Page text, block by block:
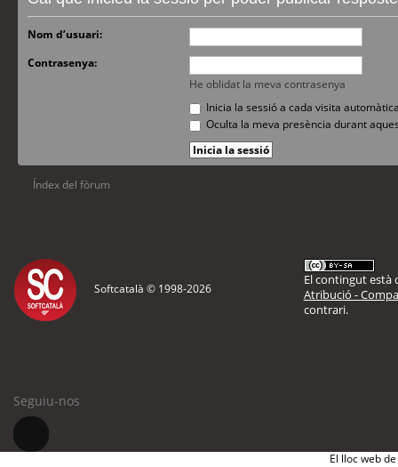
Nom d’usuari:
Contrasenya:
He oblidat la meva contrasenya
Inicia la sessió a cada visita
Oculta la meva presència durant
Índex del fòrum
Softcatalà © 1998-2026
El contingut està
Atribució -
contrari.
Seguiu-nos
El lloc web